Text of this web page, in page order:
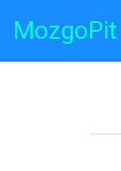
MozgoPit